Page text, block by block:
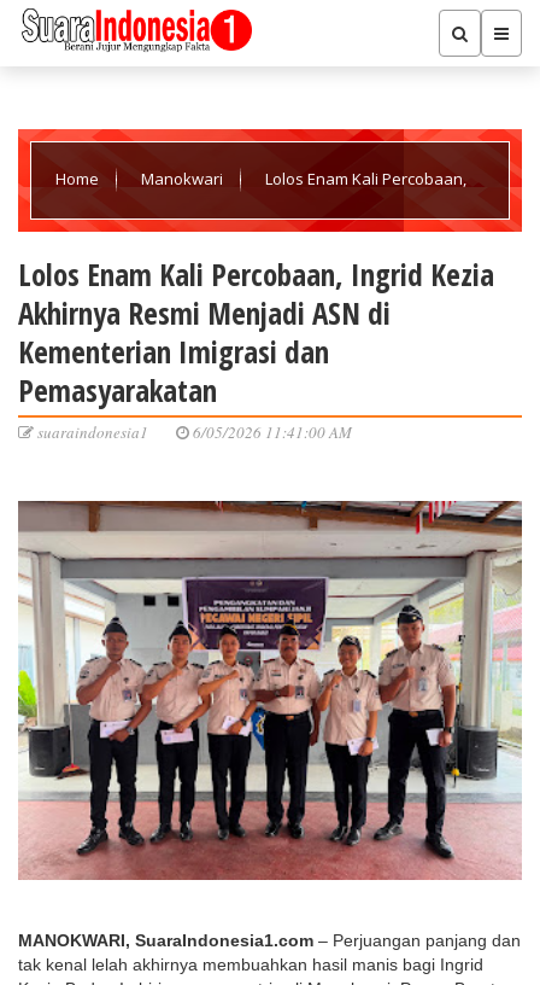
Home Manokwari Lolos Enam Kali Percobaan,
dan Pemasyarakatan
Lolos Enam Kali Percobaan, Ingrid Kezia
Akhirnya Resmi Menjadi ASN di
Kementerian Imigrasi dan
Pemasyarakatan
suaraindonesia1 6/05/2026 11:41:00 AM
MANOKWARI, SuaraIndonesia1.com – Perjuangan panjang dan
tak kenal lelah akhirnya membuahkan hasil manis bagi Ingrid